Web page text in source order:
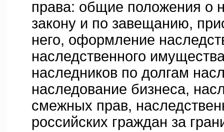
права: общие положения о
закону и по завещанию,
него, оформление
наследственного
наследников по долгам
наследование бизнеса,
смежных прав,
российских граждан за